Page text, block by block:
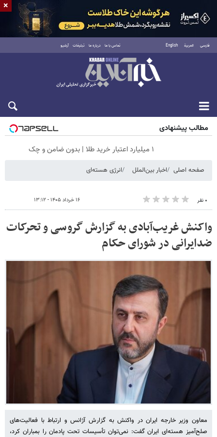
فارسی العربية English تماس با ما درباره ما تبلیغات آرشیو
جمعه ۱۶ مرداد ۱۴۰۵
مطالب پیشنهادی
۱ میلیارد اعتبار خرید طلا | بدون ضامن و چک
صفحه اصلی اخبار بین‌الملل انرژی هسته‌ای
۰ نفر ۱۶ خرداد ۱۴۰۵ - ۱۳:۱۲
واکنش غریب‌آبادی به گزارش گروسی و تحرکات
ضدایرانی در شورای حکام
معاون وزیر خارجه ایران در واکنش به گزارش آژانس و ارتباط با فعالیت‌های
صلح‌آمیز هسته‌ای ایران گفت: نمی‌توان تأسیسات تحت پادمان را بمباران کرد،
×